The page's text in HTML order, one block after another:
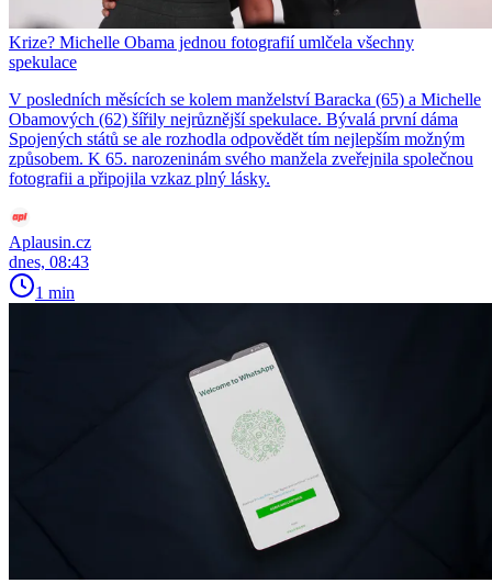
Krize? Michelle Obama jednou fotografií umlčela všechny
spekulace
V posledních měsících se kolem manželství Baracka (65) a Michelle
Obamových (62) šířily nejrůznější spekulace. Bývalá první dáma
Spojených států se ale rozhodla odpovědět tím nejlepším možným
způsobem. K 65. narozeninám svého manžela zveřejnila společnou
fotografii a připojila vzkaz plný lásky.
Aplausin.cz
dnes, 08:43
1 min